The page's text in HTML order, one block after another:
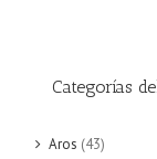
Categorías
Aros (43)